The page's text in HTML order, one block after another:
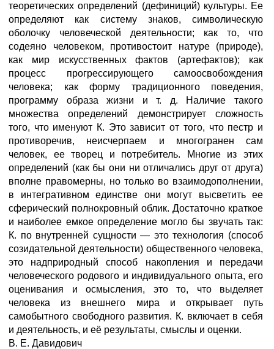
теоретических определений (дефиниций) культуры. Ее
определяют как систему знаков, символическую
оболочку человеческой деятельности; как то, что
содеяно человеком, противостоит натуре (природе),
как мир искусственных фактов (артефактов); как
процесс прогрессирующего самоосвобождения
человека; как форму традиционного поведения,
программу образа жизни и т. д. Наличие такого
множества определений демонстрирует сложность
того, что именуют К. Это зависит от того, что пестр и
противоречив, неисчерпаем и многогранен сам
человек, ее творец и потребитель. Многие из этих
определений (как бы они ни отличались друг от друга)
вполне правомерны, но только во взаимодополнении,
в интегративном единстве они могут высветить ее
сферический полнокровный облик. Достаточно краткое
и наиболее емкое определение могло бы звучать так:
К. по внутренней сущности — это технология (способ
созидательной деятельности) общественного человека,
это надприродный способ накопления и передачи
человеческого родового и индивидуального опыта, его
оценивания и осмысления, это то, что выделяет
человека из внешнего мира и открывает путь
самобытного свободного развития. К. включает в себя
и деятельность, и её результаты, смыслы и оценки.
В. Е. Давидович